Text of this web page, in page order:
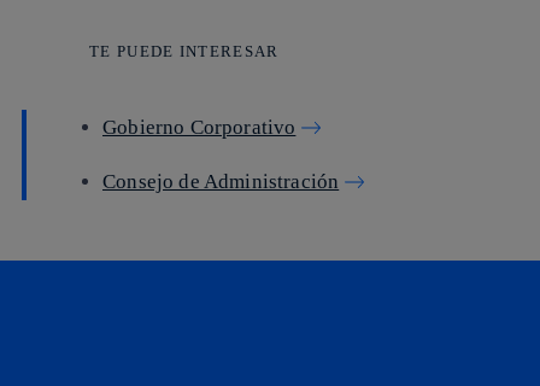
TE PUEDE INTERESAR
Gobierno Corporativo
Consejo de Administración